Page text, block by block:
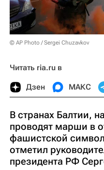
© AP Photo / Sergei Chuzavkov
Читать ria.ru в
Дзен МАКС
В странах Балтии,
проводят марши в
фашистской
отметил
президента РФ